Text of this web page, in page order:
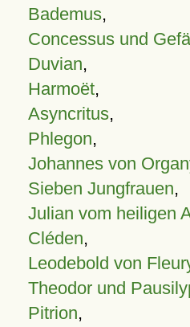
Bademus,
Concessus und
Duvian,
Harmoët,
Asyncritus,
Phlegon,
Johannes von
Sieben Jungfrauen,
Julian vom heiligen
Cléden,
Leodebold von
Theodor und
Pitrion,